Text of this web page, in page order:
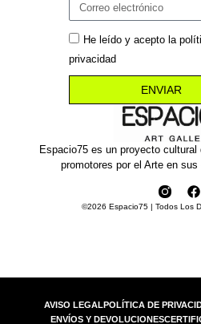
Espacio75 es un proyecto
promotores por el Arte en sus
©2026 Espacio75 | Todos Los
He leído y acepto la
privacidad
ENVIAR
AVISO LEGALPOLÍTICA DE
ENVÍOS Y DEVOLUCIONES